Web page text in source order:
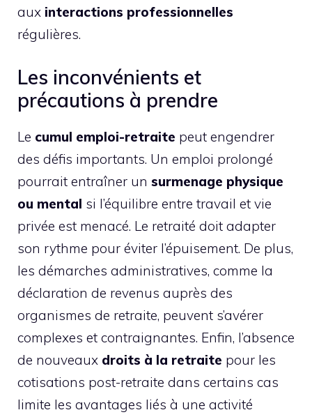
aux interactions professionnelles
régulières.
Les inconvénients et
précautions à prendre
Le cumul emploi-retraite peut engendrer
des défis importants. Un emploi prolongé
pourrait entraîner un surmenage physique
ou mental si l’équilibre entre travail et vie
privée est menacé. Le retraité doit adapter
son rythme pour éviter l’épuisement. De plus,
les démarches administratives, comme la
déclaration de revenus auprès des
organismes de retraite, peuvent s’avérer
complexes et contraignantes. Enfin, l’absence
de nouveaux droits à la retraite pour les
cotisations post-retraite dans certains cas
limite les avantages liés à une activité